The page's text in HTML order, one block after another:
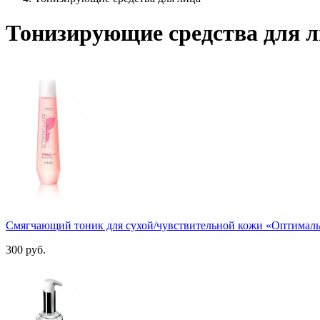
Тонизирующие средства для
Смягчающий тоник для сухой/чувствительной кожи
300 руб.